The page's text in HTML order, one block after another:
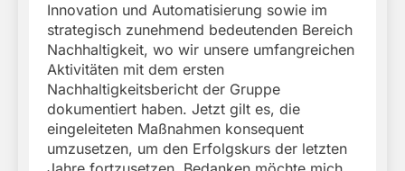
Innovation und Automatisierung sowie im
strategisch zunehmend bedeutenden Bereich
Nachhaltigkeit, wo wir unsere umfangreichen
Aktivitäten mit dem ersten
Nachhaltigkeitsbericht der Gruppe
dokumentiert haben. Jetzt gilt es, die
eingeleiteten Maßnahmen konsequent
umzusetzen, um den Erfolgskurs der letzten